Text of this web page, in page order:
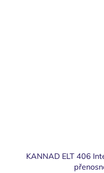
KANNAD ELT 406